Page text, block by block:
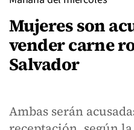
Mujeres son
vender carne
Salvador
Ambas serán